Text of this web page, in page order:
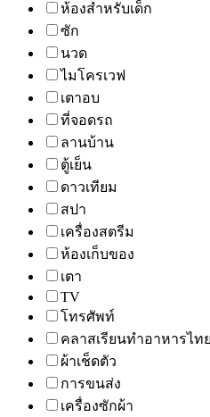
ห้องสำหรับเด็ก
ซัก
นวด
ไมโครเวฟ
เตาอบ
ที่จอดรถ
ลานบ้าน
ตู้เย็น
ดาวเทียม
สปา
เครื่องสตรีม
ห้องเก็บของ
เตา
TV
โทรศัพท์
คลาสเรียนทำอาหารไทย
ผ้าเช็ดตัว
การขนส่ง
เครื่องซักผ้า